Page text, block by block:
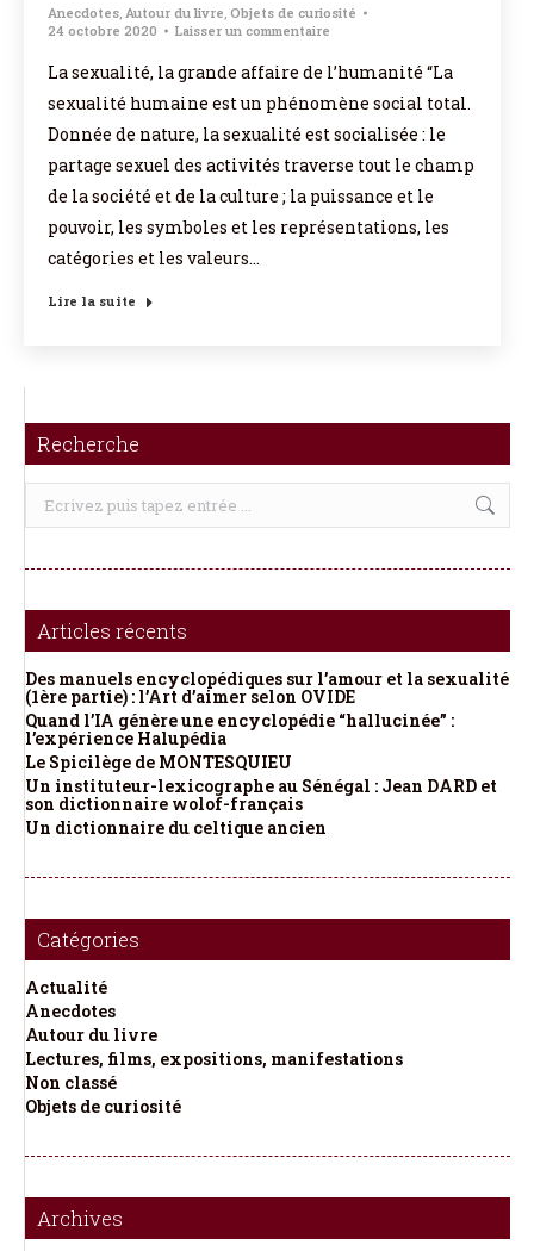
Anecdotes, Autour du livre, Objets de curiosité
24 octobre 2020
Laisser un commentaire
La sexualité, la grande affaire de l’humanité “La
sexualité humaine est un phénomène social total.
Donnée de nature, la sexualité est socialisée : le
partage sexuel des activités traverse tout le champ
de la société et de la culture ; la puissance et le
pouvoir, les symboles et les représentations, les
catégories et les valeurs…
Lire la suite
Recherche
Recherche
Articles récents
Des manuels encyclopédiques sur l’amour et la sexualité
(1ère partie) : l’Art d’aimer selon OVIDE
Quand l’IA génère une encyclopédie “hallucinée” :
l’expérience Halupédia
Le Spicilège de MONTESQUIEU
Un instituteur-lexicographe au Sénégal : Jean DARD et
son dictionnaire wolof-français
Un dictionnaire du celtique ancien
Catégories
Actualité
Anecdotes
Autour du livre
Lectures, films, expositions, manifestations
Non classé
Objets de curiosité
Archives